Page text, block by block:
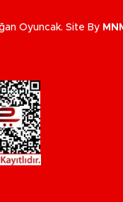
Oyuncak. Site By